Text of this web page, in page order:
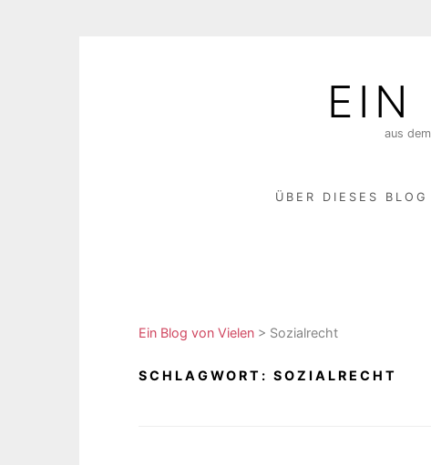
EIN
aus
ÜBER DIESES BLOG
Ein Blog von Vielen > Sozialrecht
SCHLAGWORT: SOZIALRECHT